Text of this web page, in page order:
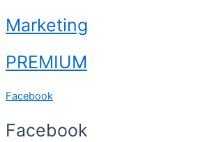
Marketing
PREMIUM
Facebook
Facebook